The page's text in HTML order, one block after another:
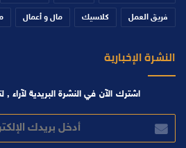
فريق العمل كلاسيك مال و أعمال
النشرة الإخبارية
اشترك الآن في النشرة البريدية لآراء ,
بريدك
الإلكتروني